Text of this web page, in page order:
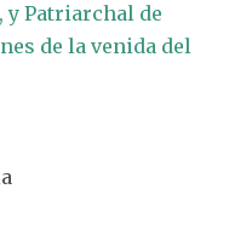
y Patriarchal de
de la venida del